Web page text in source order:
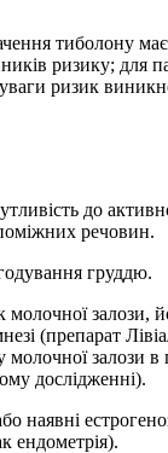
тиболону має
ризику; для
ризик
до
речовин.
груддю.
молочної залози,
(препарат
молочної залози в
дослідженні).
наявні
ендометрія).